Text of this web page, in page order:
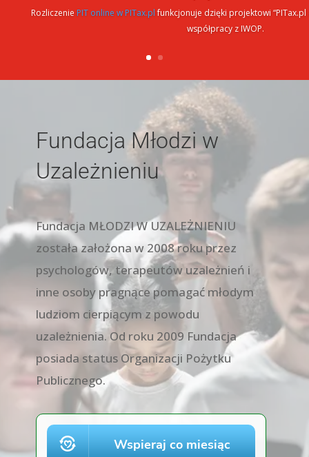
Rozliczenie PIT online w PITax.plfunkcjonuje dzięki projektowi
współpracy z IWOP.
Fundacja Młodzi w
Uzależnieniu
Fundacja MŁODZI W UZALEŻNIENIU
została założona w 2008 roku przez
psychologów, terapeutów uzależnień i
inne osoby pragnące pomagać młodym
ludziom cierpiącym z powodu
uzależnienia. Od roku 2009 Fundacja
posiada status Organizacji Pożytku
Publicznego.